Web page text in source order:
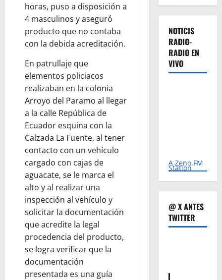
horas, puso a disposición a
4 masculinos y aseguró
producto que no contaba
con la debida acreditación.
En patrullaje que
elementos policiacos
realizaban en la colonia
Arroyo del Paramo al llegar
a la calle República de
Ecuador esquina con la
Calzada La Fuente, al tener
contacto con un vehículo
cargado con cajas de
aguacate, se le marca el
alto y al realizar una
inspección al vehículo y
solicitar la documentación
que acredite la legal
procedencia del producto,
se logra verificar que la
documentación
presentada es una guía
NOTICIS
RADIO-
RADIO EN
VIVO
A Zeno.FM
Station
@ X ANTES
TWITTER